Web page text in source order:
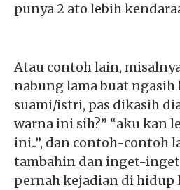
punya 2 ato lebih
Atau contoh lain,
nabung lama buat ngasih
suami/istri, pas dikasih
warna ini sih?” “aku kan
ini..”, dan contoh-contoh
tambahin dan inget-
pernah kejadian di hidup